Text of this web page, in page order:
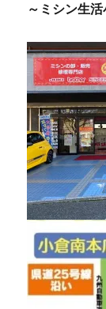
～ミシン生